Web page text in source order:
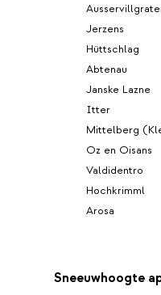
Jerzens
Hüttschlag
Abtenau
Janske Lazne
Itter
Mittelberg
Oz en Oisans
Valdidentro
Hochkrimml
Arosa
Sneeuwhoogte